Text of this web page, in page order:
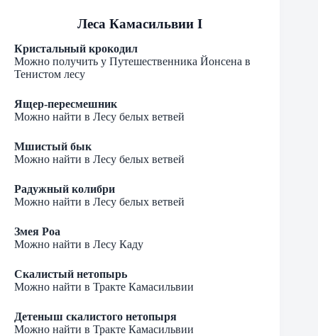
Леса Камасильвии I
Кристальный крокодил
Можно получить у Путешественника Йонсена в
Тенистом лесу
Ящер-пересмешник
Можно найти в Лесу белых ветвей
Мшистый бык
Можно найти в Лесу белых ветвей
Радужный колибри
Можно найти в Лесу белых ветвей
Змея Роа
Можно найти в Лесу Каду
Скалистый нетопырь
Можно найти в Тракте Камасильвии
Детеныш скалистого нетопыря
Можно найти в Тракте Камасильвии